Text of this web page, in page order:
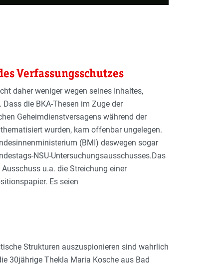
Verfassungsschutzes
daher weniger wegen seines Inhaltes,
die BKA-Thesen im Zuge der
Geheimdienstversagens während der
wurden, kam offenbar ungelegen.
(BMI) deswegen sogar
NSU-Untersuchungsausschusses.Das
u.a. die Streichung einer
Es seien
Strukturen auszuspionieren sind wahrlich
30jährige Thekla Maria Kosche aus Bad